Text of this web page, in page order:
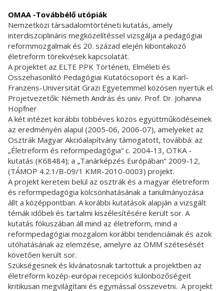
OMAA -Továbbélő utópiák
Nemzetközi társadalomtörténeti kutatás, amely
interdiszciplináris megközelítéssel vizsgálja a pedagógiai
reformmozgalmak és 20. század elején kibontakozó
életreform törekvések kapcsolatát.
A projektet az ELTE PPK Történeti, Elméleti és
Összehasonlító Pedagógiai Kutatócsoport és a Karl-
Franzens-Universität Grazi Egyetemmel közösen nyertük el.
Projetvezetők: Németh András és univ. Prof. Dr. Johanna
Hopfner
A két intézet korábbi többéves közös együttműködéseinek
az eredményén alapul (2005-06, 2006-07), amelyeket az
Osztrák Magyar Akcióalapítvány támogatott, továbbá: az
„Életreform és reformpedagógia“ c. 2004-13, OTKA -
kutatás (K68484); a „Tanárképzés Európában“ 2009-12,
(TÁMOP 4.2.1/B-09/1 KMR-2010-0003) projekt.
A projekt keretein belül az osztrák és a magyar életreform
és reformpedagógia kölcsönhatásának a tanulmányozása
állt a középpontban. A korábbi kutatások alapján a vizsgált
témák időbeli és tartalmi kiszélesítésére került sor. A
kutatás fókuszában áll mind az életreform, mind a
reformpedagógiai mozgalom korábbi tendenciáinak és azok
utóhatásának az elemzése, amelyre az OMM szétesését
követően került sor.
Szükségesnek és kívánatosnak tartottuk a projektben az
életreform közép-európai recepciós különbözőségeit
kritikusan megvilágítani és egymással összevetni. A projekt